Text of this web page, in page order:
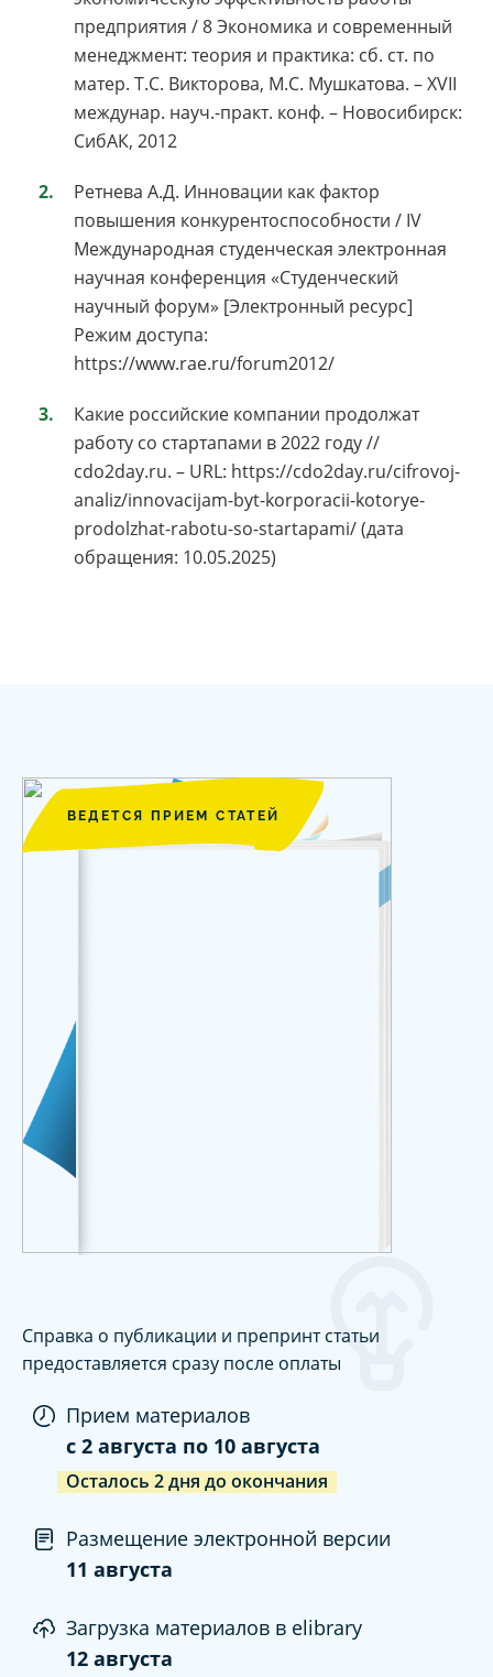
предприятия / 8 Экономика и современный
менеджмент: теория и практика: сб. ст. по
матер. Т.С. Викторова, М.С. Мушкатова. – XVII
междунар. науч.-практ. конф. – Новосибирск:
СибАК, 2012
Ретнева А.Д. Инновации как фактор
повышения конкурентоспособности / IV
Международная студенческая электронная
научная конференция «Студенческий
научный форум» [Электронный ресурс]
Режим доступа:
https://www.rae.ru/forum2012/
Какие российские компании продолжат
работу со стартапами в 2022 году //
cdo2day.ru. – URL: https://cdo2day.ru/cifrovoj-
analiz/innovacijam-byt-korporacii-kotorye-
prodolzhat-rabotu-so-startapami/ (дата
обращения: 10.05.2025)
ВЕДЕТСЯ ПРИЕМ СТАТЕЙ
Справка о публикации и препринт статьи
предоставляется сразу после оплаты
Прием материалов
c 2 августа по 10 августа
Осталось 2дня до окончания
Размещение электронной версии
11 августа
Загрузка материалов в elibrary
12 августа